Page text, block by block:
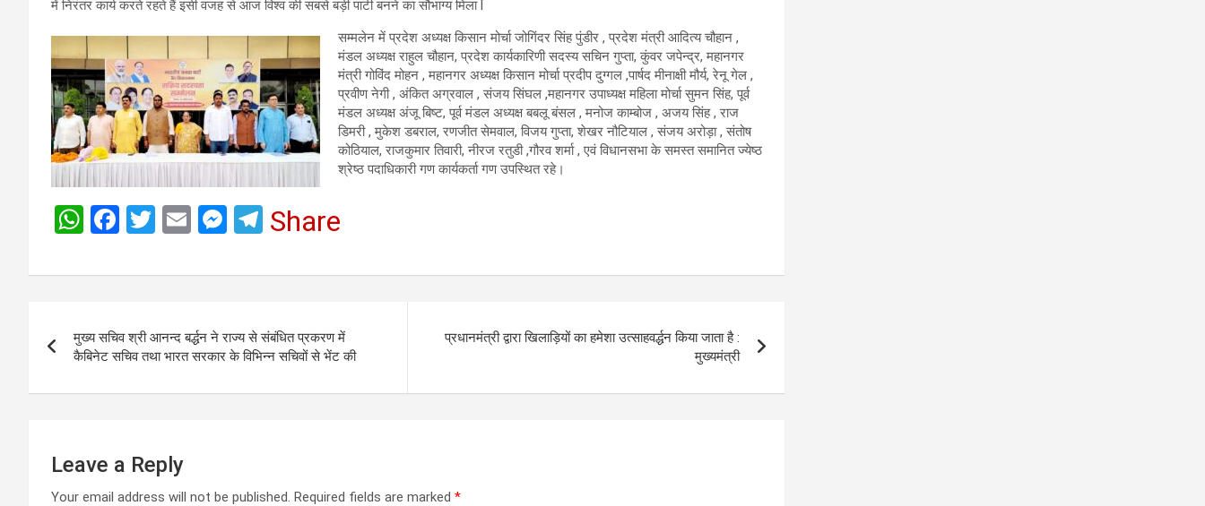
में निरंतर कार्य करते रहते हैं इसी वजह से आज विश्व की सबसे बड़ी पार्टी बनने का सौभाग्य मिला l
सम्मलेन में प्रदेश अध्यक्ष किसान मोर्चाजोगिंदर सिंह पुंडीर , प्रदेश मंत्री आदित्य चौहान ,
मंडल अध्यक्ष राहुल चौहान, प्रदेश कार्यकारिणी सदस्य सचिन गुप्ता, कुंवर जपेन्द्र, महानगर
मंत्री गोविंद मोहन , महानगर अध्यक्ष किसान मोर्चा प्रदीप दुग्गल ,पार्षद मीनाक्षी मौर्य, रेनू गेल ,
प्रवीण नेगी , अंकित अग्रवाल , संजय सिंघल ,महानगर उपाध्यक्ष महिला मोर्चा सुमन सिंह, पूर्व
मंडल अध्यक्ष अंजू बिष्ट, पूर्व मंडल अध्यक्ष बबलू बंसल , मनोज काम्बोज , अजय सिंह , राज
डिमरी , मुकेश डबराल, रणजीत सेमवाल, विजय गुप्ता, शेखर नौटियाल , संजय अरोड़ा , संतोष
कोठियाल, राजकुमार तिवारी, नीरज रतुडी ,गौरव शर्मा , एवं विधानसभा के समस्त समानित ज्येष्ठ
श्रेष्ठ पदाधिकारी गण कार्यकर्ता गण उपस्थित रहे।
W
at
A
p
p
F
ce
o
o
k
T
tt
E
ail
M
se
g
er
T
e
a
m
Share
navigation
मुख्य सचिव श्री आनन्द बर्द्धन ने राज्य से संबंधित प्रकरण में
कैबिनेट सचिव तथा भारत सरकार के विभिन्न सचिवों से भेंट की
प्रधानमंत्री द्वारा खिलाड़ियों का हमेशा उत्साहवर्द्धन किया जाता है :
मुख्यमंत्री
Leave a Reply
Your email address will not be published. Required fields are marked *